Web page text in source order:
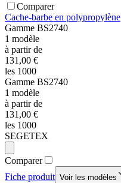
Comparer
Cache-barbe en polypropylène
Gamme BS2740
1 modèle
à partir de
131,00 €
les 1000
Gamme BS2740
1 modèle
à partir de
131,00 €
les 1000
SEGETEX
Comparer
Fiche produit Voir les modèles